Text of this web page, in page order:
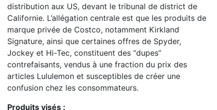
distribution aux US, devant le tribunal de district de
Californie. L’allégation centrale est que les produits de
marque privée de Costco, notamment Kirkland
Signature, ainsi que certaines offres de Spyder,
Jockey et Hi-Tec, constituent des “dupes”
contrefaisants, vendus à une fraction du prix des
articles Lululemon et susceptibles de créer une
confusion chez les consommateurs.
Produits visés :